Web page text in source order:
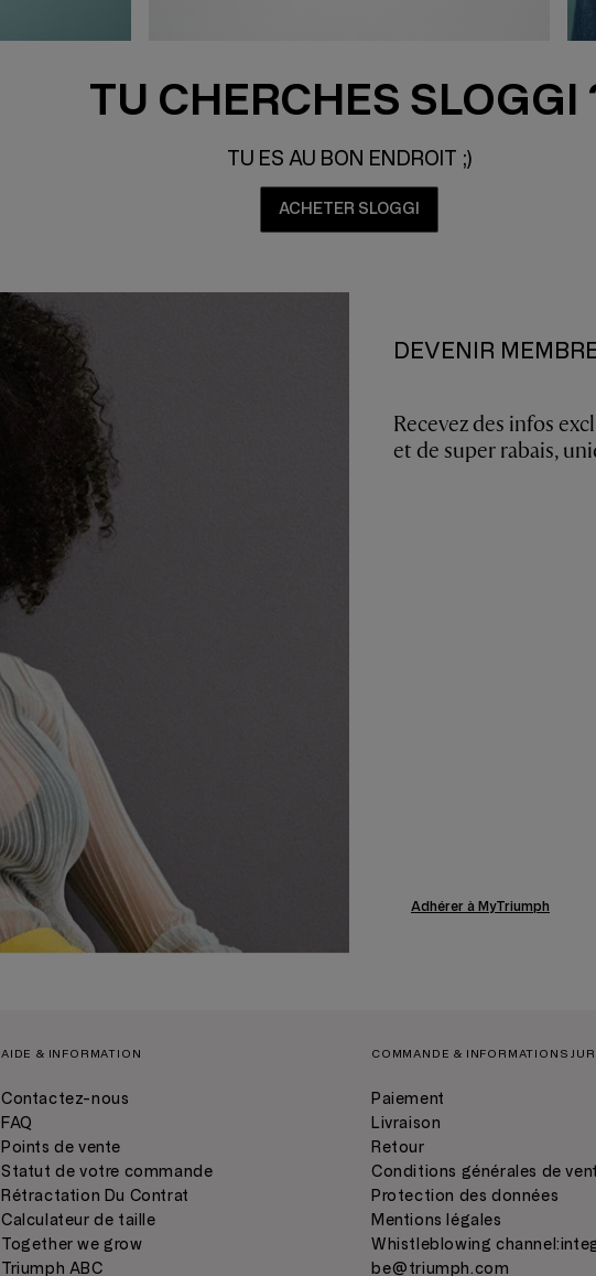
TU CHERCHES SLOGGI
TU ES AU BON ENDROIT ;)
ACHETER SLOGGI
DEVENIR
Recevez des infos
et de super rabais,
Adhérer à MyTriumph
AIDE & INFORMATION
Contactez-nous
FAQ
Points de vente
Statut de votre commande
Rétractation Du Contrat
Calculateur de taille
Together we grow
Triumph ABC
COMMANDE & INFORMATIONS
Paiement
Livraison
Retour
Conditions générales de
Protection des données
Mentions légales
Whistleblowing channel:
be@triumph.com